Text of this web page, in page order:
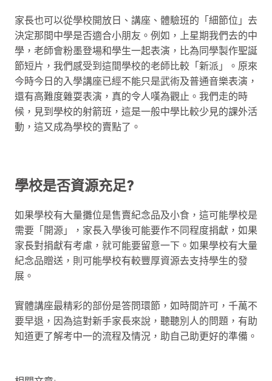
家長也可以從學校開放日、講座、體驗班的「細節位」去
決定那間中學是否適合小朋友。例如，上星期我們去的中
學，老師會粉墨登場和學生一起表演，比為同學製作聖誕
節短片，我們感受到這間學校的老師比較「新派」。原來
今時今日的入學講座已經不能只是武術及普通音樂表演，
還有高難度雜耍表演，真的令人嘆為觀止。我們走的時
候，見到學校的射箭班，這是一般中學比較少見的課外活
動，這又成為學校的賣點了。
學校是否資源充足?
如果學校有大量攤位是售賣紀念品及小食，這可能學校是
需要「開源」，家長入學後可能要作不同程度捐獻，如果
家長對捐獻有考慮，就可能要留意一下。如果學校有大量
紀念品贈送，則可能學校有較豐厚資源去支持學生的發
展。
實體講座最精彩的部份是答問環節，如時間許可，千萬不
要早退，因為這對新手家長來說，聽聽別人的問題，有助
知道更了解考中一的流程及情況，助自己助更好的準備。